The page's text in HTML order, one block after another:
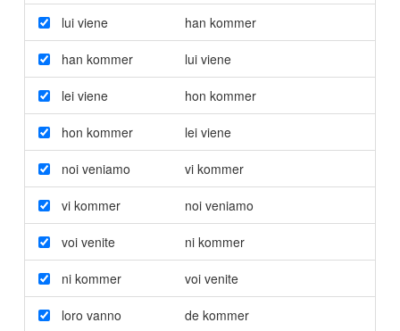
lui viene han kommer
han kommer lui viene
lei viene hon kommer
hon kommer lei viene
noi veniamo vi kommer
vi kommer noi veniamo
voi venite ni kommer
ni kommer voi venite
loro vanno de kommer